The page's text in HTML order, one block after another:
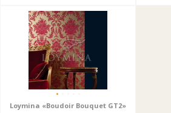
Loymina «Boudoir Bouquet GT2»